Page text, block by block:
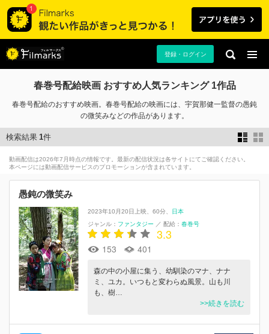
登録・ログイン
春巻号配給映画 おすすめ人気ランキング 1作品
春巻号配給のおすすめ映画。春巻号配給の映画には、宇賀那健一監督の愚鈍
の微笑みなどの作品があります。
検索結果 1件
動画配信は2026年7月時点の情報です。最新の配信状況は各サイトにてご確認ください。
本ページには動画配信サービスのプロモーションが含まれています。
愚鈍の微笑み
2023年10月20日上映 60分
日本
ジャンル： ファンタジー ／ 配給： 春巻号
3.3
153 401
森の中の小屋に集う、幼馴染のマナ、ナナ
ミ、ユカ。いつもと変わらぬ風景。山も川
も、樹…
>>続きを読む